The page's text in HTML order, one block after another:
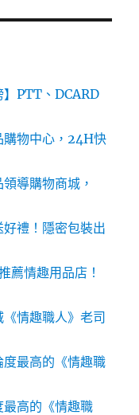
PTT、DCARD
購物中心，24H快
導購物商城，
好禮！隱密包裝出
薦情趣用品店！
《情趣職人》老司
度最高的《情趣職
最高的《情趣職